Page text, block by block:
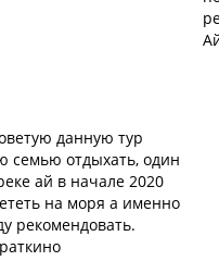
данную тур
семью отдыхать, один
ай в начале 2020
на моря а именно
рекомендовать.